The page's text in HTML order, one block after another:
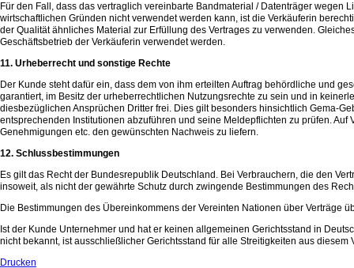
Für den Fall, dass das vertraglich vereinbarte Bandmaterial / Datenträger
wirtschaftlichen Gründen nicht verwendet werden kann, ist die Verkäuferin
der Qualität ähnliches Material zur Erfüllung des Vertrages zu verwenden.
Geschäftsbetrieb der Verkäuferin verwendet werden.
11. Urheberrecht und sonstige Rechte
Der Kunde steht dafür ein, dass dem von ihm erteilten Auftrag behördliche und
garantiert, im Besitz der urheberrechtlichen Nutzungsrechte zu sein und in
diesbezüglichen Ansprüchen Dritter frei. Dies gilt besonders hinsichtlich Gema-
entsprechenden Institutionen abzuführen und seine Meldepflichten zu prüfen.
Genehmigungen etc. den gewünschten Nachweis zu liefern.
12. Schlussbestimmungen
Es gilt das Recht der Bundesrepublik Deutschland. Bei Verbrauchern, die den
insoweit, als nicht der gewährte Schutz durch zwingende Bestimmungen des
Die Bestimmungen des Übereinkommens der Vereinten Nationen über Verträge
Ist der Kunde Unternehmer und hat er keinen allgemeinen Gerichtsstand in
nicht bekannt, ist ausschließlicher Gerichtsstand für alle Streitigkeiten aus diesem
Drucken